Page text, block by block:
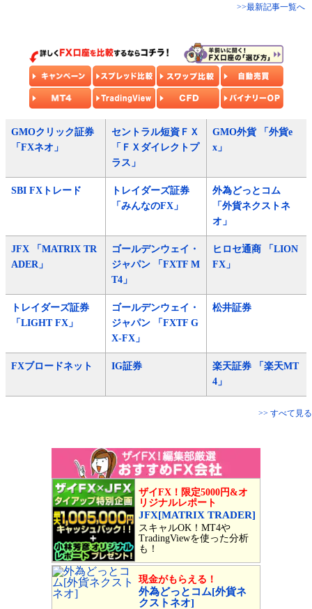
>>最新記事一覧へ
GMOクリック証券
「FXネオ」
セントラル短資ＦＸ
「ＦＸダイレクトプ
ラス」
GMO外貨 「外貨e
x」
SBI FXトレード
トレイダーズ証券
「みんなのFX」
外為どっとコム
「外貨ネクストネ
オ」
JFX 「MATRIX TR
ADER」
ゴールデンウェイ・
ジャパン 「FXTF M
T4」
ヒロセ通商 「LION
FX」
トレイダーズ証券
「LIGHT FX」
ゴールデンウェイ・
ジャパン 「FXTF G
X-FX」
松井証券
FXブロードネット IG証券
楽天証券 「楽天MT
4」
>> すべて見る
ザイFX！限定5000円&オ
リジナルレポート
JFX[MATRIX TRADER]
スキャルOK！MT4や
TradingViewを使った分析
も！
現金がもらえる！
外為どっとコム[外貨ネ
クストネオ]